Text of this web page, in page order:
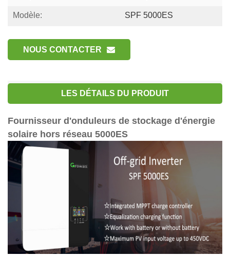
Modèle: SPF 5000ES
NOUS CONTACTER
LES DÉTAILS DU PRODUIT
Fournisseur d'onduleurs de stockage d'énergie
solaire hors réseau 5000ES